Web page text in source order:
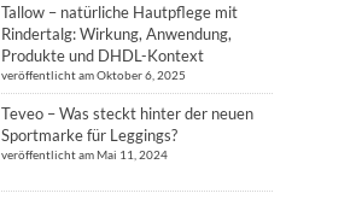
Tallow – natürliche Hautpflege mit
Rindertalg: Wirkung, Anwendung,
Produkte und DHDL-Kontext
veröffentlicht am Oktober 6, 2025
Teveo – Was steckt hinter der neuen
Sportmarke für Leggings?
veröffentlicht am Mai 11, 2024